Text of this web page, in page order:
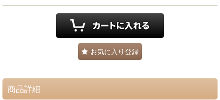
お気に入り登録
商品詳細